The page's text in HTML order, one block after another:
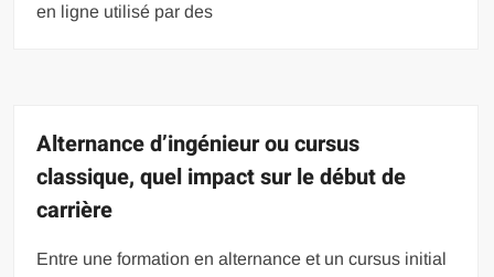
en ligne utilisé par des
Alternance d’ingénieur ou cursus
classique, quel impact sur le début de
carrière
Entre une formation en alternance et un cursus initial